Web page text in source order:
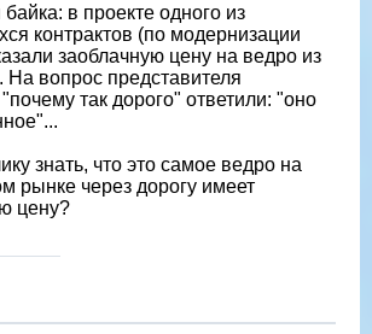
в проекте одного из
контрактов (по модернизации
заоблачную цену на ведро из
вопрос представителя
"почему так дорого" ответили: "оно
знать, что это самое ведро на
рынке через дорогу имеет
цену?